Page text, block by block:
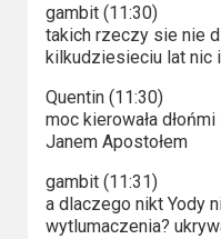
gambit (11:30)
takich rzeczy sie nie
kilkudziesieciu lat nic
Quentin (11:30)
moc kierowała dłońmi
Janem Apostołem
gambit (11:31)
a dlaczego nikt Yody
wytlumaczenia?